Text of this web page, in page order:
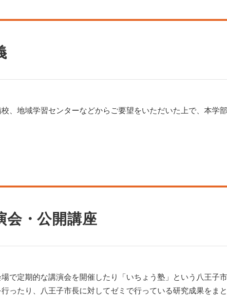
、地域学習センターなどからご要望をいただいた上で、本学
会・公開講座
で定期的な講演会を開催したり「いちょう塾」という八王子
行ったり、八王子市長に対してゼミで行っている研究成果をま